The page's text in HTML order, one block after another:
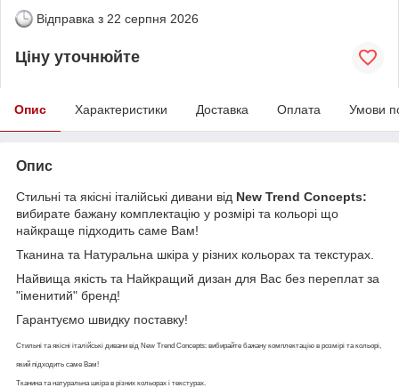
Відправка з 22 серпня 2026
Ціну уточнюйте
Опис Характеристики Доставка Оплата Умови
Опис
Стильні та якісні італійські дивани від New Trend Concepts:
вибирате бажану комплектацію у розмірі та кольорі що
найкраще підходить саме Вам!
Тканина та Натуральна шкіра у різних кольорах та текстурах.
Найвища якість та Найкращий дизан для Вас без переплат за
"іменитий" бренд!
Гарантуємо швидку поставку!
Стильні та якісні італійські дивани від New Trend Concepts: вибирайте бажану комплектацію в розмірі та кольорі,
який підходить саме Вам!
Тканина та натуральна шкіра в різних кольорах і текстурах.